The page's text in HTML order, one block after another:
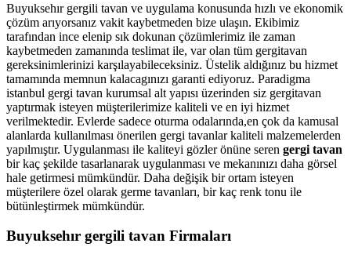
Buyuksehır gergili tavan ve uygulama konusunda hızlı ve ekonomik
çözüm arıyorsanız vakit kaybetmeden bize ulaşın. Ekibimiz
tarafından ince elenip sık dokunan çözümlerimiz ile zaman
kaybetmeden zamanında teslimat ile, var olan tüm gergitavan
gereksinimlerinizi karşılayabileceksiniz. Üstelik aldığınız bu hizmet
tamamında memnun kalacagınızı garanti ediyoruz. Paradigma
istanbul gergi tavan kurumsal alt yapısı üzerinden siz gergitavan
yaptırmak isteyen müşterilerimize kaliteli ve en iyi hizmet
verilmektedir. Evlerde sadece oturma odalarında,en çok da kamusal
alanlarda kullanılması önerilen gergi tavanlar kaliteli malzemelerden
yapılmıştır. Uygulanması ile kaliteyi gözler önüne seren gergi tavan
bir kaç şekilde tasarlanarak uygulanması ve mekanınızı daha görsel
hale getirmesi mümkündür. Daha değişik bir ortam isteyen
müşterilere özel olarak germe tavanları, bir kaç renk tonu ile
bütünleştirmek mümkündür.
Buyuksehır gergili tavan Firmaları